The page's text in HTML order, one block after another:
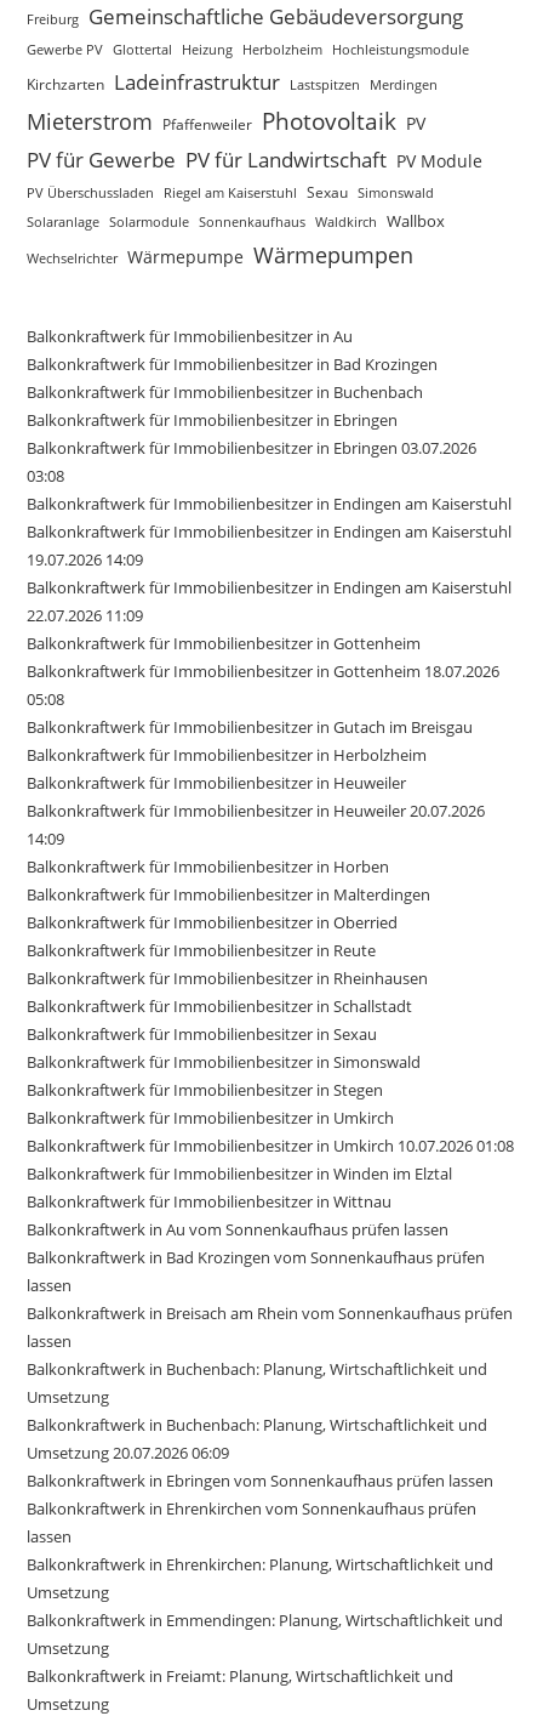
Freiburg Gemeinschaftliche Gebäudeversorgung
Gewerbe PV Glottertal Heizung Herbolzheim Hochleistungsmodule
Kirchzarten Ladeinfrastruktur Lastspitzen Merdingen
Mieterstrom Pfaffenweiler Photovoltaik PV
PV für Gewerbe PV für Landwirtschaft PV Module
PV Überschussladen Riegel am Kaiserstuhl Sexau Simonswald
Solaranlage Solarmodule Sonnenkaufhaus Waldkirch Wallbox
Wechselrichter Wärmepumpe Wärmepumpen
Balkonkraftwerk für Immobilienbesitzer in Au
Balkonkraftwerk für Immobilienbesitzer in Bad Krozingen
Balkonkraftwerk für Immobilienbesitzer in Buchenbach
Balkonkraftwerk für Immobilienbesitzer in Ebringen
Balkonkraftwerk für Immobilienbesitzer in Ebringen 03.07.2026
03:08
Balkonkraftwerk für Immobilienbesitzer in Endingen am Kaiserstuhl
Balkonkraftwerk für Immobilienbesitzer in Endingen am Kaiserstuhl
19.07.2026 14:09
Balkonkraftwerk für Immobilienbesitzer in Endingen am Kaiserstuhl
22.07.2026 11:09
Balkonkraftwerk für Immobilienbesitzer in Gottenheim
Balkonkraftwerk für Immobilienbesitzer in Gottenheim 18.07.2026
05:08
Balkonkraftwerk für Immobilienbesitzer in Gutach im Breisgau
Balkonkraftwerk für Immobilienbesitzer in Herbolzheim
Balkonkraftwerk für Immobilienbesitzer in Heuweiler
Balkonkraftwerk für Immobilienbesitzer in Heuweiler 20.07.2026
14:09
Balkonkraftwerk für Immobilienbesitzer in Horben
Balkonkraftwerk für Immobilienbesitzer in Malterdingen
Balkonkraftwerk für Immobilienbesitzer in Oberried
Balkonkraftwerk für Immobilienbesitzer in Reute
Balkonkraftwerk für Immobilienbesitzer in Rheinhausen
Balkonkraftwerk für Immobilienbesitzer in Schallstadt
Balkonkraftwerk für Immobilienbesitzer in Sexau
Balkonkraftwerk für Immobilienbesitzer in Simonswald
Balkonkraftwerk für Immobilienbesitzer in Stegen
Balkonkraftwerk für Immobilienbesitzer in Umkirch
Balkonkraftwerk für Immobilienbesitzer in Umkirch 10.07.2026 01:08
Balkonkraftwerk für Immobilienbesitzer in Winden im Elztal
Balkonkraftwerk für Immobilienbesitzer in Wittnau
Balkonkraftwerk in Au vom Sonnenkaufhaus prüfen lassen
Balkonkraftwerk in Bad Krozingen vom Sonnenkaufhaus prüfen
lassen
Balkonkraftwerk in Breisach am Rhein vom Sonnenkaufhaus prüfen
lassen
Balkonkraftwerk in Buchenbach: Planung, Wirtschaftlichkeit und
Umsetzung
Balkonkraftwerk in Buchenbach: Planung, Wirtschaftlichkeit und
Umsetzung 20.07.2026 06:09
Balkonkraftwerk in Ebringen vom Sonnenkaufhaus prüfen lassen
Balkonkraftwerk in Ehrenkirchen vom Sonnenkaufhaus prüfen
lassen
Balkonkraftwerk in Ehrenkirchen: Planung, Wirtschaftlichkeit und
Umsetzung
Balkonkraftwerk in Emmendingen: Planung, Wirtschaftlichkeit und
Umsetzung
Balkonkraftwerk in Freiamt: Planung, Wirtschaftlichkeit und
Umsetzung